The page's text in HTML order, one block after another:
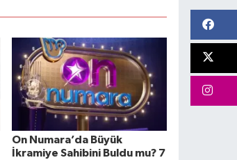
On Numara’da Büyük
İkramiye Sahibini Buldu mu? 7